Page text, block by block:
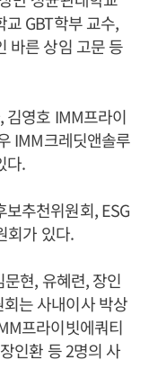
GBT학부 교수,
바른 상임 고문 등
김영호 IMM프라이
IMM크레딧앤솔루
다.
추천위원회, ESG
회가 있다.
현, 유혜련, 장인
는 사내이사 박상
프라이빗에쿼티
인환 등 2명의 사